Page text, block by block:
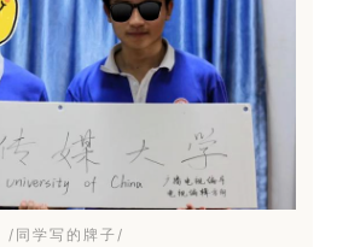
/同学写的牌子/